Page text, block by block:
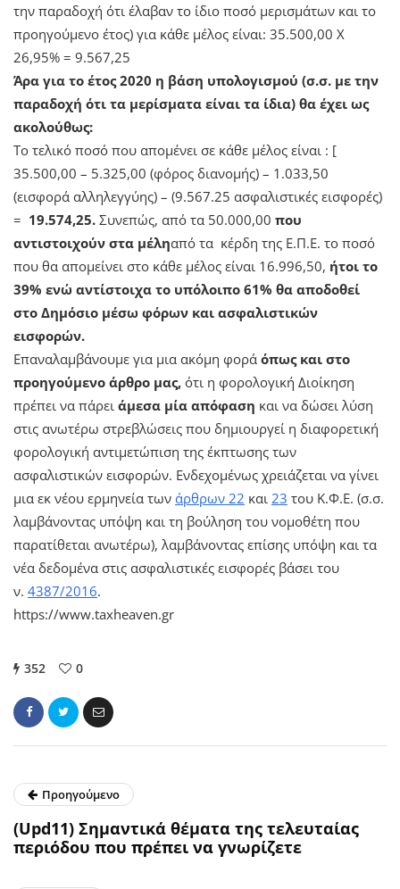
την παραδοχή ότι έλαβαν το ίδιο ποσό μερισμάτων και το
προηγούμενο έτος) για κάθε μέλος είναι: 35.500,00 Χ
26,95% = 9.567,25
Άρα για το έτος 2020 η βάση υπολογισμού (σ.σ. με την
παραδοχή ότι τα μερίσματα είναι τα ίδια) θα έχει ως
ακολούθως:
Το τελικό ποσό που απομένει σε κάθε μέλος είναι : [
35.500,00 – 5.325,00 (φόρος διανομής) – 1.033,50
(εισφορά αλληλεγγύης) – (9.567.25 ασφαλιστικές εισφορές)
= 19.574,25. Συνεπώς, από τα 50.000,00 που
αντιστοιχούν στα μέληαπό τα κέρδη της Ε.Π.Ε. το ποσό
που θα απομείνει στο κάθε μέλος είναι 16.996,50, ήτοι το
39% ενώ αντίστοιχα το υπόλοιπο 61% θα αποδοθεί
στο Δημόσιο μέσω φόρων και ασφαλιστικών
εισφορών.
Επαναλαμβάνουμε για μια ακόμη φορά όπως και στο
προηγούμενο άρθρο μας, ότι η φορολογική Διοίκηση
πρέπει να πάρει άμεσα μία απόφαση και να δώσει λύση
στις ανωτέρω στρεβλώσεις που δημιουργεί η διαφορετική
φορολογική αντιμετώπιση της έκπτωσης των
ασφαλιστικών εισφορών. Ενδεχομένως χρειάζεται να γίνει
μια εκ νέου ερμηνεία των άρθρων 22 και 23 του Κ.Φ.Ε. (σ.σ.
λαμβάνοντας υπόψη και τη βούληση του νομοθέτη που
παρατίθεται ανωτέρω), λαμβάνοντας επίσης υπόψη και τα
νέα δεδομένα στις ασφαλιστικές εισφορές βάσει του
ν. 4387/2016.
https://www.taxheaven.gr
352 0
Προηγούμενο
(Upd11) Σημαντικά θέματα της τελευταίας
περιόδου που πρέπει να γνωρίζετε